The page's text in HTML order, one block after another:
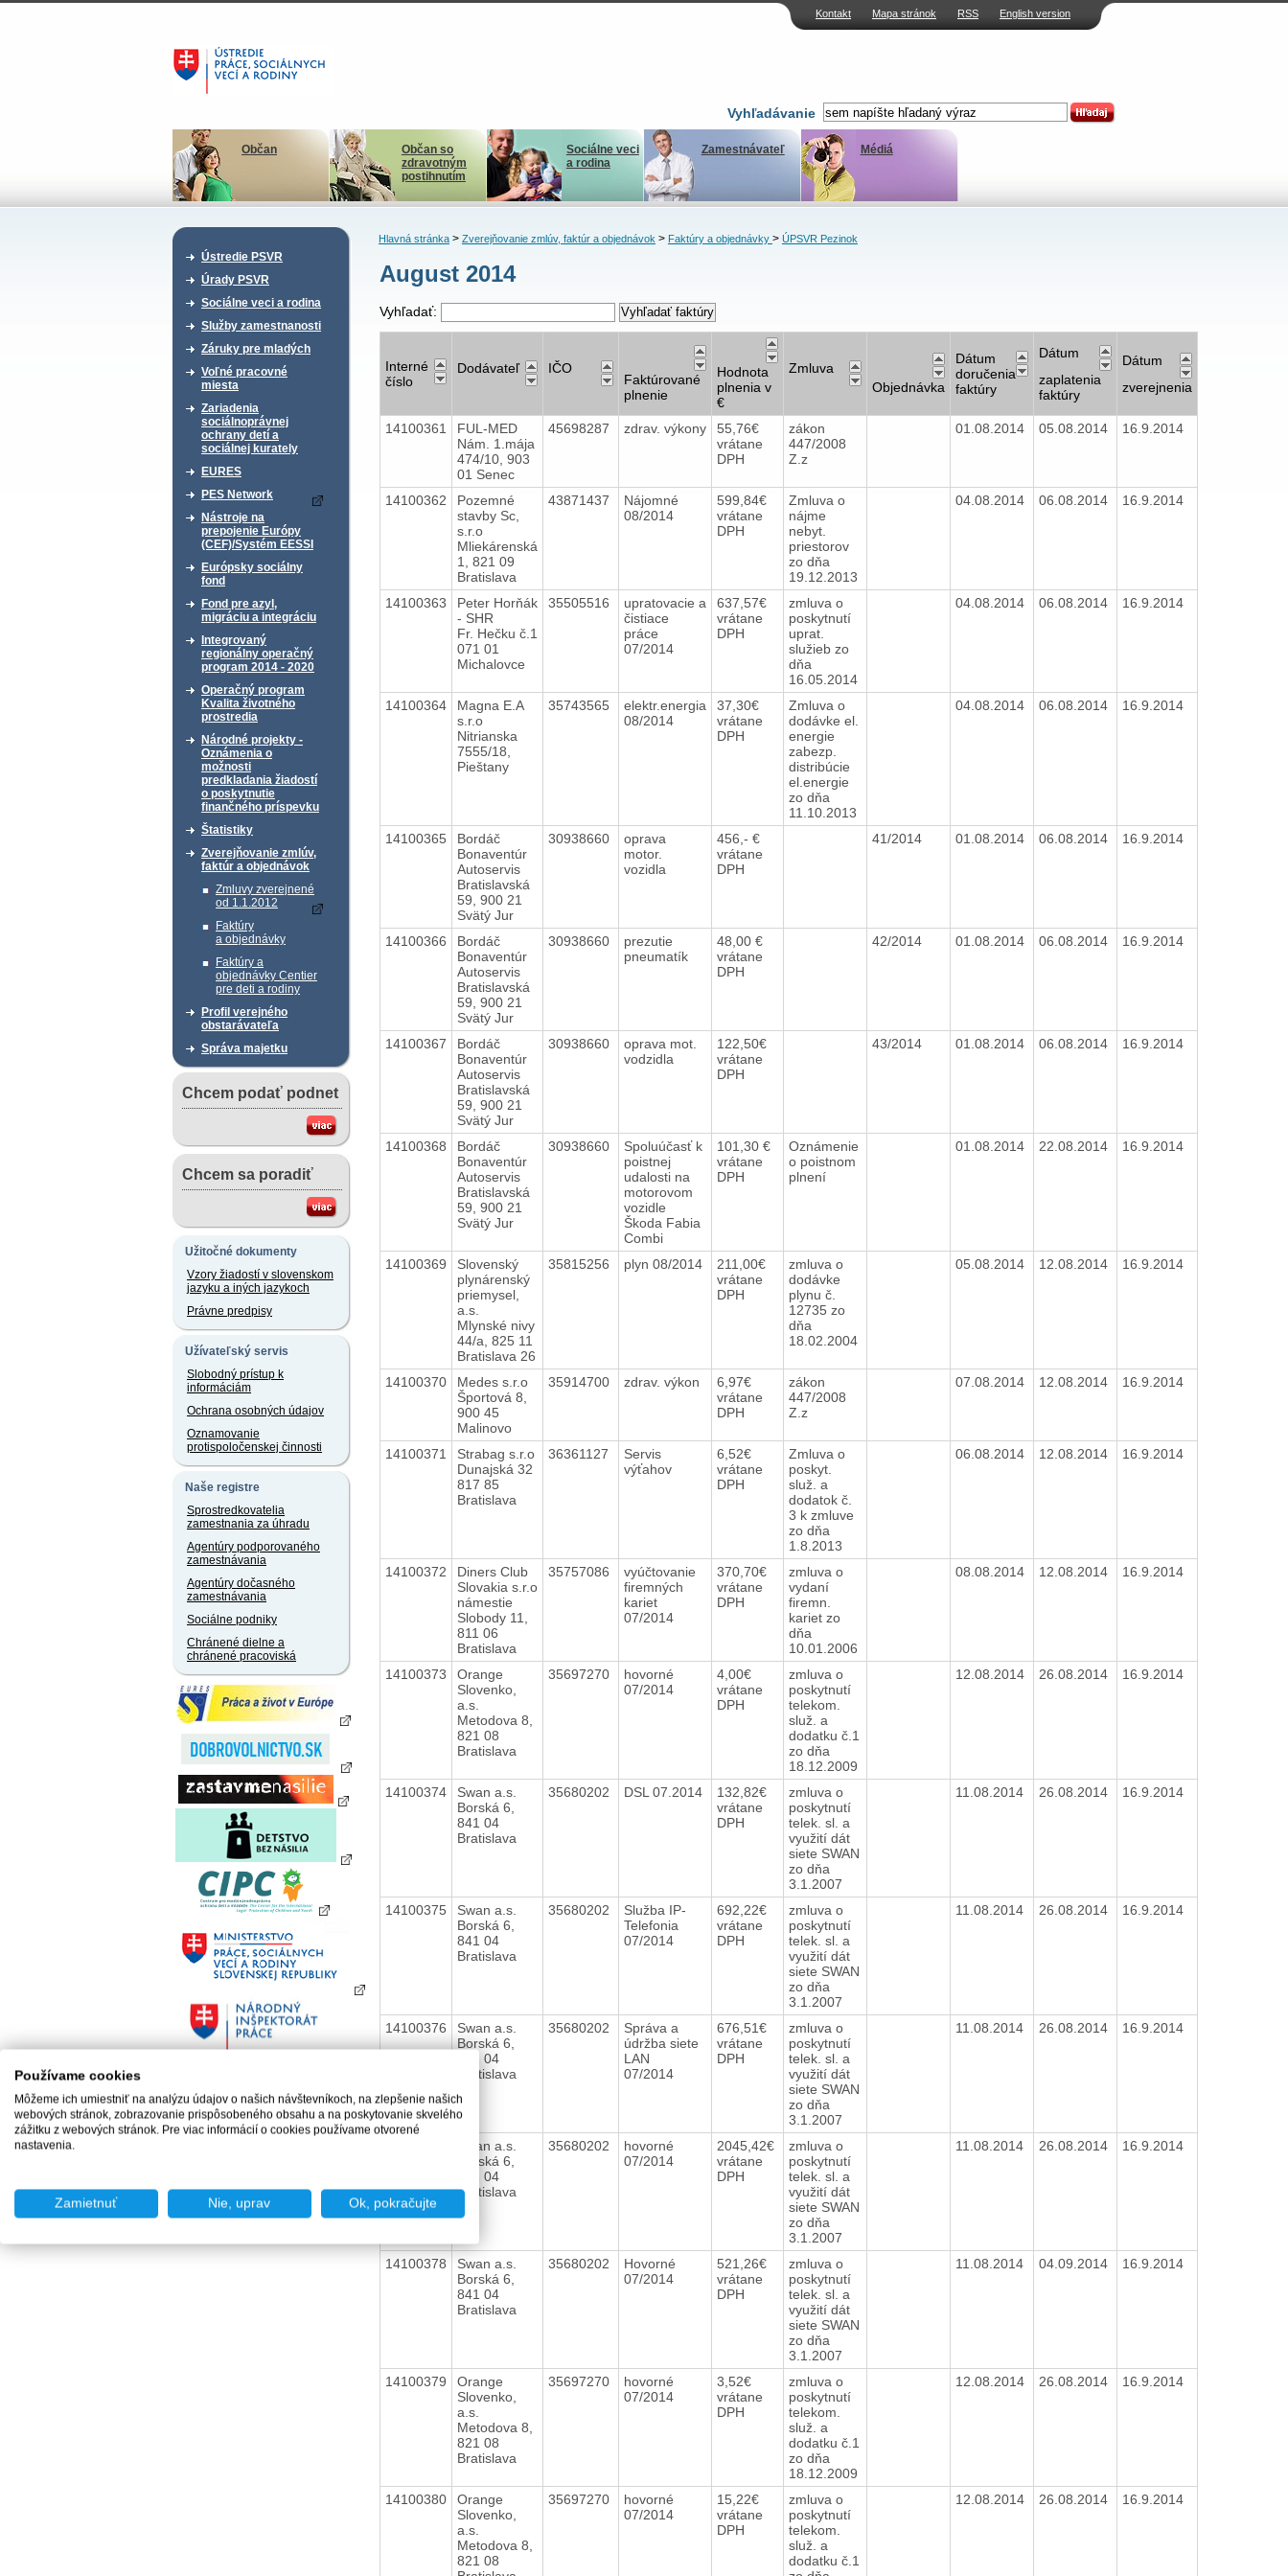
Kontakt Mapa stránok RSS English version
Vyhľadávanie
Občan
Občan so
zdravotným
postihnutím
Sociálne veci
a rodina
Zamestnávateľ Médiá
Ústredie PSVR
Úrady PSVR
Sociálne veci a rodina
Služby zamestnanosti
Záruky pre mladých
Voľné pracovné
miesta
Zariadenia
sociálnoprávnej
ochrany detí a
sociálnej kurately
EURES
PES Network
Nástroje na
prepojenie Európy
(CEF)/Systém EESSI
Európsky sociálny
fond
Fond pre azyl,
migráciu a integráciu
Integrovaný
regionálny operačný
program 2014 - 2020
Operačný program
Kvalita životného
prostredia
Národné projekty -
Oznámenia o
možnosti
predkladania žiadostí
o poskytnutie
finančného príspevku
Štatistiky
Zverejňovanie zmlúv,
faktúr a objednávok
Zmluvy zverejnené
od 1.1.2012
Faktúry
a objednávky
Faktúry a
objednávky Centier
pre deti a rodiny
Profil verejného
obstarávateľa
Správa majetku
Chcem podať podnet
Chcem sa poradiť
Užitočné dokumenty
Vzory žiadostí v slovenskom
jazyku a iných jazykoch
Právne predpisy
Užívateľský servis
Slobodný prístup k
informáciám
Ochrana osobných údajov
Oznamovanie
protispoločenskej činnosti
Naše registre
Sprostredkovatelia
zamestnania za úhradu
Agentúry podporovaného
zamestnávania
Agentúry dočasného
zamestnávania
Sociálne podniky
Chránené dielne a
chránené pracoviská
Hlavná stránka> Zverejňovanie zmlúv, faktúr a objednávok> Faktúry a objednávky > ÚPSVR Pezinok
August 2014
Vyhľadať:
Interné
číslo
Dodávateľ IČO
Faktúrované
plnenie
Hodnota
plnenia v
€
Zmluva
Objednávka
Dátum
doručenia
faktúry
Dátum
zaplatenia
faktúry
Dátum
zverejnenia
14100361
FUL-MED
Nám. 1.mája
474/10, 903
01 Senec
45698287 zdrav. výkony
55,76€
vrátane
DPH
zákon
447/2008
Z.z
01.08.2014 05.08.2014 16.9.2014
14100362
Pozemné
stavby Sc,
s.r.o
Mliekárenská
1, 821 09
Bratislava
43871437
Nájomné
08/2014
599,84€
vrátane
DPH
Zmluva o
nájme
nebyt.
priestorov
zo dňa
19.12.2013
04.08.2014 06.08.2014 16.9.2014
14100363
Peter Horňák
- SHR
Fr. Hečku č.1
071 01
Michalovce
35505516
upratovacie a
čistiace
práce
07/2014
637,57€
vrátane
DPH
zmluva o
poskytnutí
uprat.
služieb zo
dňa
16.05.2014
04.08.2014 06.08.2014 16.9.2014
14100364
Magna E.A
s.r.o
Nitrianska
7555/18,
Pieštany
35743565
elektr.energia
08/2014
37,30€
vrátane
DPH
Zmluva o
dodávke el.
energie
zabezp.
distribúcie
el.energie
zo dňa
11.10.2013
04.08.2014 06.08.2014 16.9.2014
14100365
Bordáč
Bonaventúr
Autoservis
Bratislavská
59, 900 21
Svätý Jur
30938660
oprava
motor.
vozidla
456,- €
vrátane
DPH
41/2014 01.08.2014 06.08.2014 16.9.2014
14100366
Bordáč
Bonaventúr
Autoservis
Bratislavská
59, 900 21
Svätý Jur
30938660
prezutie
pneumatík
48,00 €
vrátane
DPH
42/2014 01.08.2014 06.08.2014 16.9.2014
14100367
Bordáč
Bonaventúr
Autoservis
Bratislavská
59, 900 21
Svätý Jur
30938660
oprava mot.
vodzidla
122,50€
vrátane
DPH
43/2014 01.08.2014 06.08.2014 16.9.2014
14100368
Bordáč
Bonaventúr
Autoservis
Bratislavská
59, 900 21
Svätý Jur
30938660
Spoluúčasť k
poistnej
udalosti na
motorovom
vozidle
Škoda Fabia
Combi
101,30 €
vrátane
DPH
Oznámenie
o poistnom
plnení
01.08.2014 22.08.2014 16.9.2014
14100369
Slovenský
plynárenský
priemysel,
a.s.
Mlynské nivy
44/a, 825 11
Bratislava 26
35815256 plyn 08/2014
211,00€
vrátane
DPH
zmluva o
dodávke
plynu č.
12735 zo
dňa
18.02.2004
05.08.2014 12.08.2014 16.9.2014
14100370
Medes s.r.o
Športová 8,
900 45
Malinovo
35914700 zdrav. výkon
6,97€
vrátane
DPH
zákon
447/2008
Z.z
07.08.2014 12.08.2014 16.9.2014
14100371
Strabag s.r.o
Dunajská 32
817 85
Bratislava
36361127
Servis
výťahov
6,52€
vrátane
DPH
Zmluva o
poskyt.
služ. a
dodatok č.
3 k zmluve
zo dňa
1.8.2013
06.08.2014 12.08.2014 16.9.2014
14100372
Diners Club
Slovakia s.r.o
námestie
Slobody 11,
811 06
Bratislava
35757086
vyúčtovanie
firemných
kariet
07/2014
370,70€
vrátane
DPH
zmluva o
vydaní
firemn.
kariet zo
dňa
10.01.2006
08.08.2014 12.08.2014 16.9.2014
14100373
Orange
Slovenko,
a.s.
Metodova 8,
821 08
Bratislava
35697270
hovorné
07/2014
4,00€
vrátane
DPH
zmluva o
poskytnutí
telekom.
služ. a
dodatku č.1
zo dňa
18.12.2009
12.08.2014 26.08.2014 16.9.2014
14100374
Swan a.s.
Borská 6,
841 04
Bratislava
35680202 DSL 07.2014
132,82€
vrátane
DPH
zmluva o
poskytnutí
telek. sl. a
využití dát
siete SWAN
zo dňa
3.1.2007
11.08.2014 26.08.2014 16.9.2014
14100375
Swan a.s.
Borská 6,
841 04
Bratislava
35680202
Služba IP-
Telefonia
07/2014
692,22€
vrátane
DPH
zmluva o
poskytnutí
telek. sl. a
využití dát
siete SWAN
zo dňa
3.1.2007
11.08.2014 26.08.2014 16.9.2014
14100376
Swan a.s.
Borská 6,
841 04
Bratislava
35680202
Správa a
údržba siete
LAN
07/2014
676,51€
vrátane
DPH
zmluva o
poskytnutí
telek. sl. a
využití dát
siete SWAN
zo dňa
3.1.2007
11.08.2014 26.08.2014 16.9.2014
Swan a.s.
Borská 6,
841 04
Bratislava
35680202
hovorné
07/2014
2045,42€
vrátane
DPH
zmluva o
poskytnutí
telek. sl. a
využití dát
siete SWAN
zo dňa
3.1.2007
11.08.2014 26.08.2014 16.9.2014
14100378
Swan a.s.
Borská 6,
841 04
Bratislava
35680202
Hovorné
07/2014
521,26€
vrátane
DPH
zmluva o
poskytnutí
telek. sl. a
využití dát
siete SWAN
zo dňa
3.1.2007
11.08.2014 04.09.2014 16.9.2014
14100379
Orange
Slovenko,
a.s.
Metodova 8,
821 08
Bratislava
35697270
hovorné
07/2014
3,52€
vrátane
DPH
zmluva o
poskytnutí
telekom.
služ. a
dodatku č.1
zo dňa
18.12.2009
12.08.2014 26.08.2014 16.9.2014
14100380
Orange
Slovenko,
a.s.
Metodova 8,
821 08
35697270
hovorné
07/2014
15,22€
vrátane
DPH
zmluva o
poskytnutí
telekom.
služ. a
dodatku č.1
12.08.2014 26.08.2014 16.9.2014
Používame cookies
Môžeme ich umiestniť na analýzu údajov o našich návštevníkoch, na zlepšenie našich
webových stránok, zobrazovanie prispôsobeného obsahu a na poskytovanie skvelého
zážitku z webových stránok. Pre viac informácií o cookies používame otvorené
nastavenia.
Zamietnuť Nie, uprav Ok, pokračujte